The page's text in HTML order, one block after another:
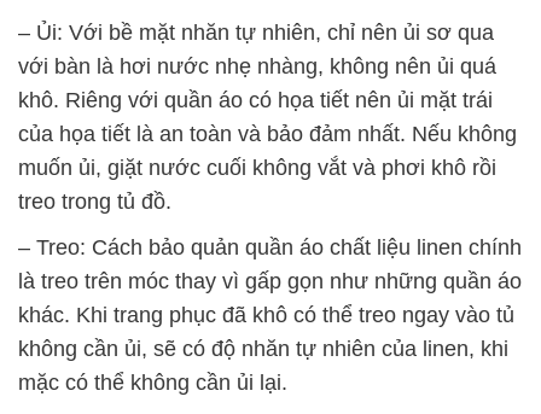
– Ủi: Với bề mặt nhăn tự nhiên, chỉ nên ủi sơ qua
với bàn là hơi nước nhẹ nhàng, không nên ủi quá
khô. Riêng với quần áo có họa tiết nên ủi mặt trái
của họa tiết là an toàn và bảo đảm nhất. Nếu không
muốn ủi, giặt nước cuối không vắt và phơi khô rồi
treo trong tủ đồ.
– Treo: Cách bảo quản quần áo chất liệu linen chính
là treo trên móc thay vì gấp gọn như những quần áo
khác. Khi trang phục đã khô có thể treo ngay vào tủ
không cần ủi, sẽ có độ nhăn tự nhiên của linen, khi
mặc có thể không cần ủi lại.